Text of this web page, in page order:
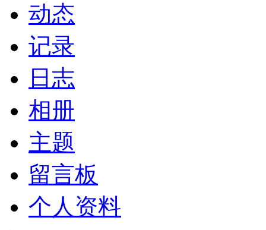
动态
记录
日志
相册
主题
留言板
个人资料